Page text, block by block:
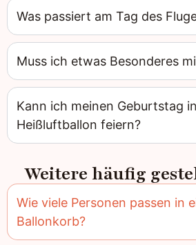
Was passiert am Tag des
Muss ich etwas Besonderes
Kann ich meinen Geburtstag
Heißluftballon feiern?
Weitere häufig
Wie viele Personen passen in
Ballonkorb?